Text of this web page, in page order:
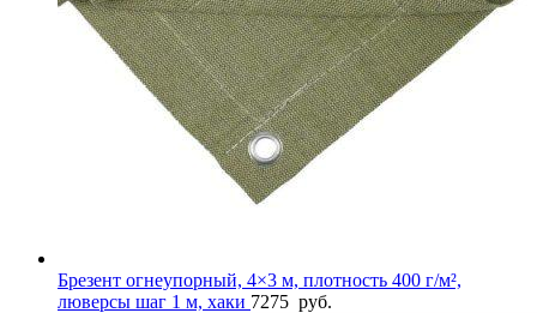
Брезент огнеупорный, 4×3 м, плотность 400 г/м²,
люверсы шаг 1 м, хаки 7275 руб.